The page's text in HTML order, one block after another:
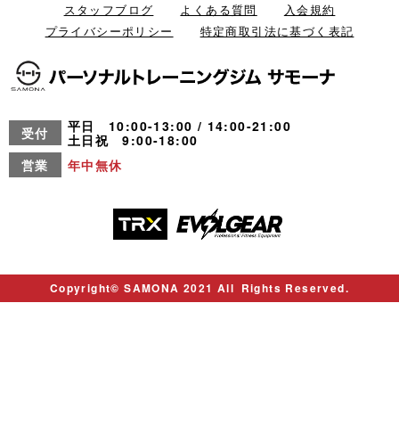
スタッフブログ
よくある質問
入会規約
プライバシーポリシー
特定商取引法に基づく表記
受付
平日 10:00-13:00 / 14:00-21:00
土日祝 9:00-18:00
営業
年中無休
Copyright© SAMONA 2021 All Rights Reserved.